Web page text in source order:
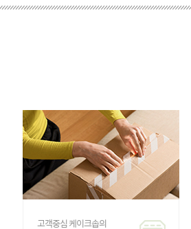
고객중심 케이크솝의